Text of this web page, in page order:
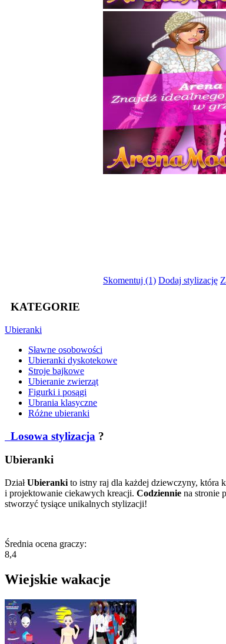
Skomentuj (1) Dodaj stylizację
KATEGORIE
Ubieranki
Sławne osobowości
Ubieranki dyskotekowe
Stroje bajkowe
Ubieranie zwierząt
Figurki i posągi
Ubrania klasyczne
Różne ubieranki
Losowa stylizacja ?
Ubieranki
DziałUbieranki to istny raj dla każdej dziewczyny, która
i projektowanie ciekawych kreacji. Codziennie na stronie
stworzyć tysiące unikalnych stylizacji!
Średnia ocena graczy:
8,4
Wiejskie wakacje